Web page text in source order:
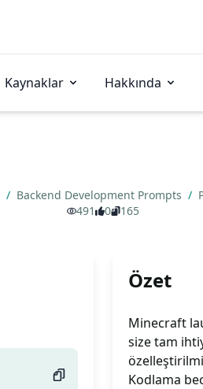
Kaynaklar Hakkında
/ Backend Development Prompts /
491
0 165
Özet
Minecraft
size tam
Kodlama